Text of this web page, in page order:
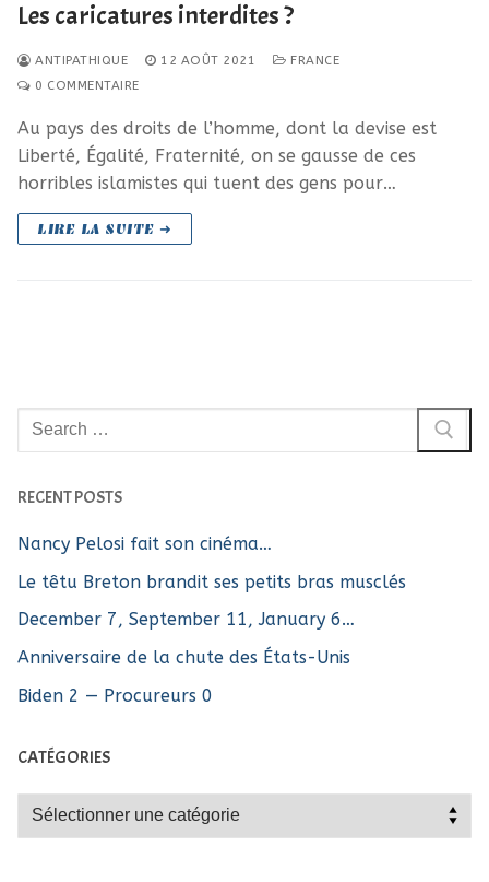
Les caricatures interdites ?
ANTIPATHIQUE 12 AOÛT 2021
FRANCE
0 COMMENTAIRE
Au pays des droits de l’homme, dont la devise est
Liberté, Égalité, Fraternité, on se gausse de ces
horribles islamistes qui tuent des gens pour…
LIRE LA SUITE ➜
Rechercher
:
RECENT POSTS
Nancy Pelosi fait son cinéma…
Le têtu Breton brandit ses petits bras musclés
December 7, September 11, January 6…
Anniversaire de la chute des États-Unis
Biden 2 — Procureurs 0
CATÉGORIES
Catégories